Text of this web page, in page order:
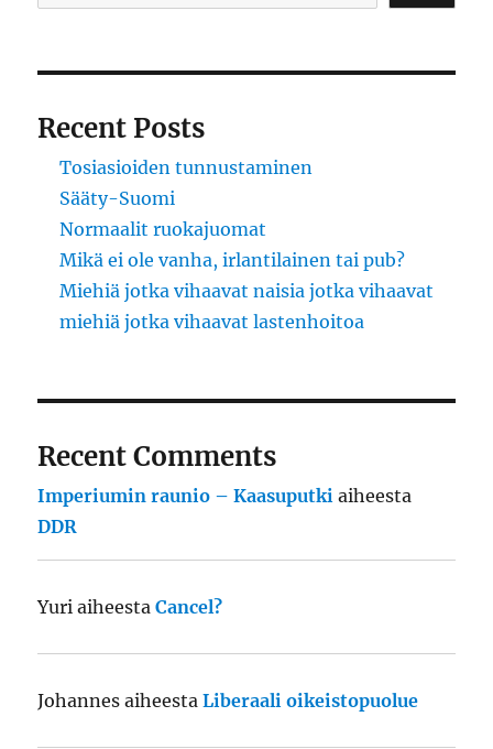
Recent Posts
Tosiasioiden tunnustaminen
Sääty-Suomi
Normaalit ruokajuomat
Mikä ei ole vanha, irlantilainen tai pub?
Miehiä jotka vihaavat naisia jotka vihaavat
miehiä jotka vihaavat lastenhoitoa
Recent Comments
Imperiumin raunio – Kaasuputki aiheesta
DDR
Yuri aiheestaCancel?
Johannes aiheestaLiberaali oikeistopuolue